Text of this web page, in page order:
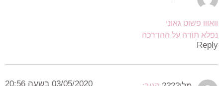
וואווו פשוט גאוני
נפלא תודה על ההדרכה
Reply
03/05/2020 בשעה 20:56